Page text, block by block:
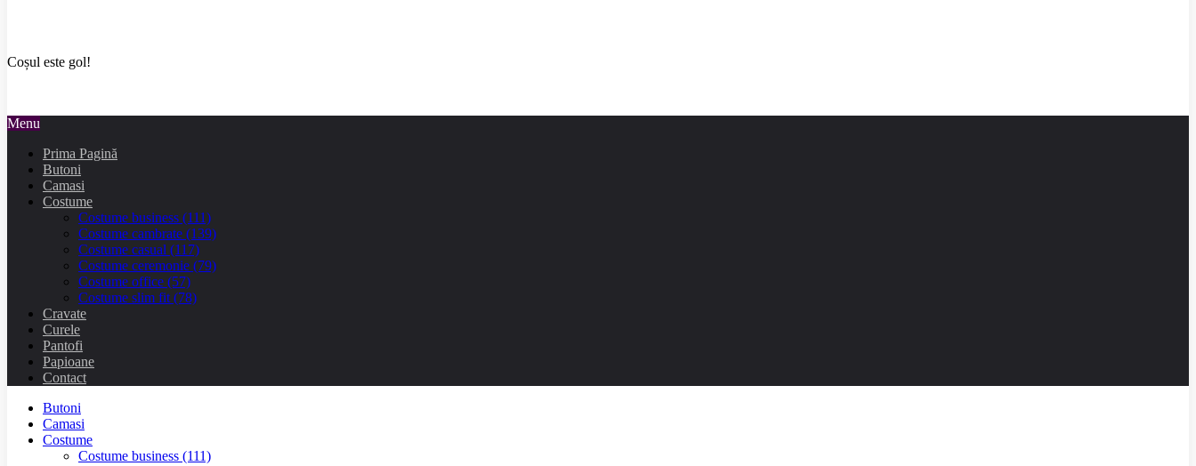
Coșul este gol!
Menu
Prima Pagină
Butoni
Camasi
Costume
Costume business (111)
Costume cambrate (139)
Costume casual (117)
Costume ceremonie (79)
Costume office (57)
Costume slim fit (78)
Cravate
Curele
Pantofi
Papioane
Contact
Butoni
Camasi
Costume
Costume business (111)